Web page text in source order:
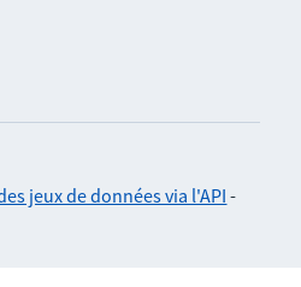
jeux de données via l'API -